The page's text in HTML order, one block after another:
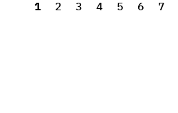
1 2 3 4 5 6 7